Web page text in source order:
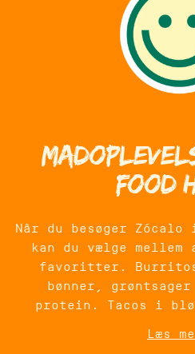
Food
Når du besøger
kan du vælge
favoritter.
bønner,
protein. Tacos i
i balance. Og ikke
Læs